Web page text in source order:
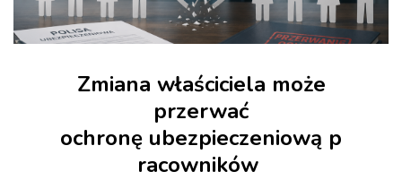
Zmiana właściciela może
przerwać
ochronę ubezpieczeniową p
racowników